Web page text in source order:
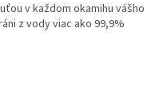
v každom okamihu vášho
z vody viac ako 99,9%